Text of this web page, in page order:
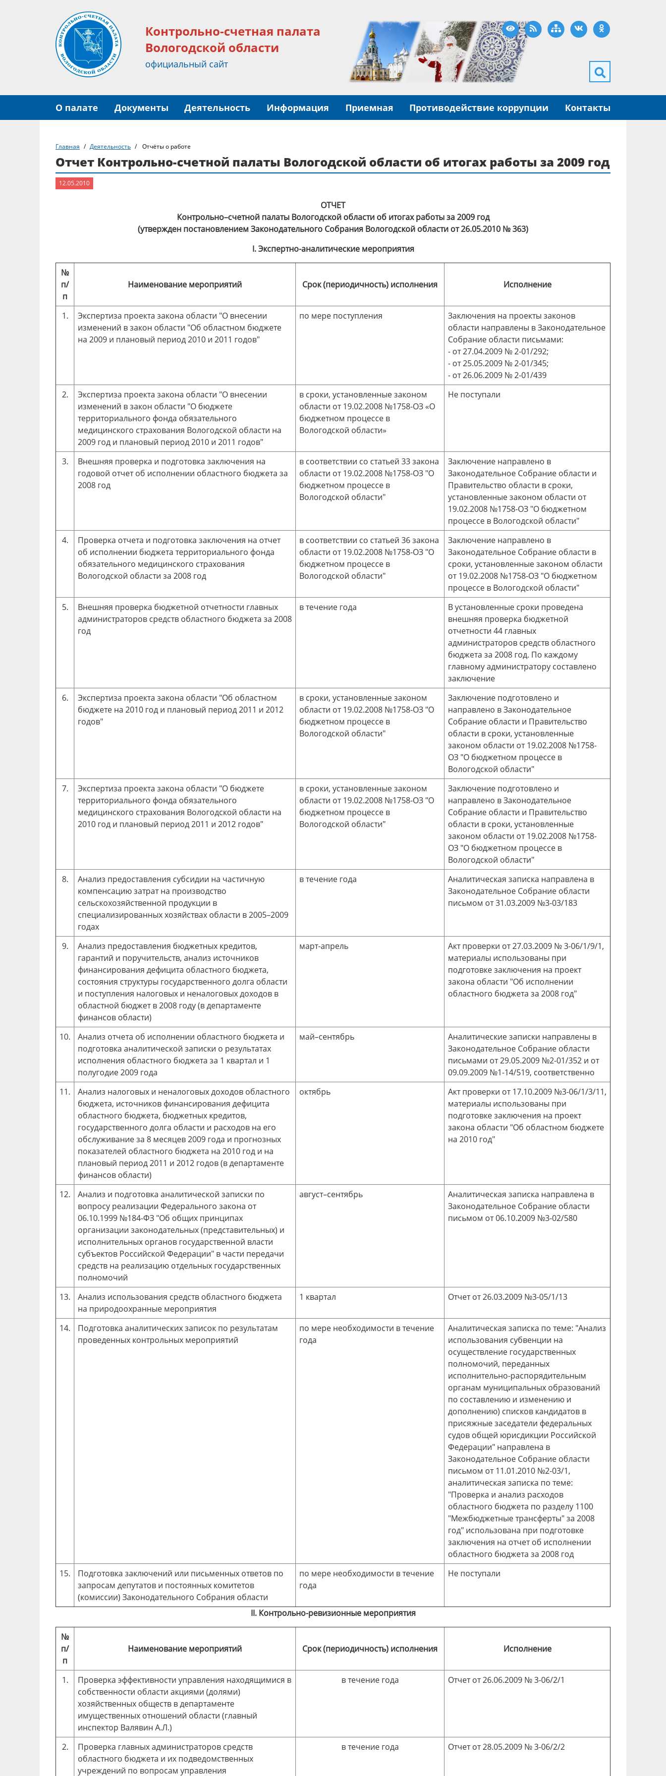
Контрольно-счетная палата
Вологодской области
официальный сайт
Версия для слабовидящих
RSS Карта сайта
ВКонтактеОдноклассники
О палате Документы Деятельность Информация Приемная Противодействие коррупции Контакты
Главная Деятельность Отчёты о работе
Отчет Контрольно-счетной палаты Вологодской области об итогах работы за 2009 год
12.05.2010
ОТЧЕТ
Контрольно–счетной палаты Вологодской области об итогах работы за 2009 год
(утвержден постановлением Законодательного Собрания Вологодской области от 26.05.2010 № 363)
I. Экспертно-аналитические мероприятия
№
п/
п
Наименование мероприятий Срок (периодичность) исполнения Исполнение
1.
Экспертиза проекта закона области "О внесении
изменений в закон области "Об областном бюджете
на 2009 и плановый период 2010 и 2011 годов"
по мере поступления
Заключения на проекты законов
области направлены в Законодательное
Собрание области письмами:
- от 27.04.2009 № 2-01/292;
- от 25.05.2009 № 2-01/345;
- от 26.06.2009 № 2-01/439
2.
Экспертиза проекта закона области "О внесении
изменений в закон области "О бюджете
территориального фонда обязательного
медицинского страхования Вологодской области на
2009 год и плановый период 2010 и 2011 годов"
в сроки, установленные законом
области от 19.02.2008 №1758-ОЗ «О
бюджетном процессе в
Вологодской области»
Не поступали
3.
Внешняя проверка и подготовка заключения на
годовой отчет об исполнении областного бюджета за
2008 год
в соответствии со статьей 33 закона
области от 19.02.2008 №1758-ОЗ "О
бюджетном процессе в
Вологодской области"
Заключение направлено в
Законодательное Собрание области и
Правительство области в сроки,
установленные законом области от
19.02.2008 №1758-ОЗ "О бюджетном
процессе в Вологодской области"
4.
Проверка отчета и подготовка заключения на отчет
об исполнении бюджета территориального фонда
обязательного медицинского страхования
Вологодской области за 2008 год
в соответствии со статьей 36 закона
области от 19.02.2008 №1758-ОЗ "О
бюджетном процессе в
Вологодской области"
Заключение направлено в
Законодательное Собрание области в
сроки, установленные законом области
от 19.02.2008 №1758-ОЗ "О бюджетном
процессе в Вологодской области"
5.
Внешняя проверка бюджетной отчетности главных
администраторов средств областного бюджета за 2008
год
в течение года
В установленные сроки проведена
внешняя проверка бюджетной
отчетности 44 главных
администраторов средств областного
бюджета за 2008 год. По каждому
главному администратору составлено
заключение
6.
Экспертиза проекта закона области "Об областном
бюджете на 2010 год и плановый период 2011 и 2012
годов"
в сроки, установленные законом
области от 19.02.2008 №1758-ОЗ "О
бюджетном процессе в
Вологодской области"
Заключение подготовлено и
направлено в Законодательное
Собрание области и Правительство
области в сроки, установленные
законом области от 19.02.2008 №1758-
ОЗ "О бюджетном процессе в
Вологодской области"
7.
Экспертиза проекта закона области "О бюджете
территориального фонда обязательного
медицинского страхования Вологодской области на
2010 год и плановый период 2011 и 2012 годов"
в сроки, установленные законом
области от 19.02.2008 №1758-ОЗ "О
бюджетном процессе в
Вологодской области"
Заключение подготовлено и
направлено в Законодательное
Собрание области и Правительство
области в сроки, установленные
законом области от 19.02.2008 №1758-
ОЗ "О бюджетном процессе в
Вологодской области"
8.
Анализ предоставления субсидии на частичную
компенсацию затрат на производство
сельскохозяйственной продукции в
специализированных хозяйствах области в 2005–2009
годах
в течение года
Аналитическая записка направлена в
Законодательное Собрание области
письмом от 31.03.2009 №3-03/183
9.
Анализ предоставления бюджетных кредитов,
гарантий и поручительств, анализ источников
финансирования дефицита областного бюджета,
состояния структуры государственного долга области
и поступления налоговых и неналоговых доходов в
областной бюджет в 2008 году (в департаменте
финансов области)
март-апрель
Акт проверки от 27.03.2009 № 3-06/1/9/1,
материалы использованы при
подготовке заключения на проект
закона области "Об исполнении
областного бюджета за 2008 год"
10.
Анализ отчета об исполнении областного бюджета и
подготовка аналитической записки о результатах
исполнения областного бюджета за 1 квартал и 1
полугодие 2009 года
май–сентябрь
Аналитические записки направлены в
Законодательное Собрание области
письмами от 29.05.2009 №2-01/352 и от
09.09.2009 №1-14/519, соответственно
11.
Анализ налоговых и неналоговых доходов областного
бюджета, источников финансирования дефицита
областного бюджета, бюджетных кредитов,
государственного долга области и расходов на его
обслуживание за 8 месяцев 2009 года и прогнозных
показателей областного бюджета на 2010 год и на
плановый период 2011 и 2012 годов (в департаменте
финансов области)
октябрь
Акт проверки от 17.10.2009 №3-06/1/3/11,
материалы использованы при
подготовке заключения на проект
закона области "Об областном бюджете
на 2010 год"
12.
Анализ и подготовка аналитической записки по
вопросу реализации Федерального закона от
06.10.1999 №184-ФЗ "Об общих принципах
организации законодательных (представительных) и
исполнительных органов государственной власти
субъектов Российской Федерации" в части передачи
средств на реализацию отдельных государственных
полномочий
август–сентябрь
Аналитическая записка направлена в
Законодательное Собрание области
письмом от 06.10.2009 №3-02/580
13.
Анализ использования средств областного бюджета
на природоохранные мероприятия
1 квартал Отчет от 26.03.2009 №3-05/1/13
14.
Подготовка аналитических записок по результатам
проведенных контрольных мероприятий
по мере необходимости в течение
года
Аналитическая записка по теме: "Анализ
использования субвенции на
осуществление государственных
полномочий, переданных
исполнительно-распорядительным
органам муниципальных образований
по составлению и изменению и
дополнению) списков кандидатов в
присяжные заседатели федеральных
судов общей юрисдикции Российской
Федерации" направлена в
Законодательное Собрание области
письмом от 11.01.2010 №2-03/1,
аналитическая записка по теме:
"Проверка и анализ расходов
областного бюджета по разделу 1100
"Межбюджетные трансферты" за 2008
год" использована при подготовке
заключения на отчет об исполнении
областного бюджета за 2008 год
15.
Подготовка заключений или письменных ответов по
запросам депутатов и постоянных комитетов
(комиссии) Законодательного Собрания области
по мере необходимости в течение
года
Не поступали
II. Контрольно-ревизионные мероприятия
№
п/
п
Наименование мероприятий Срок (периодичность) исполнения Исполнение
1.
Проверка эффективности управления находящимися в
собственности области акциями (долями)
хозяйственных обществ в департаменте
имущественных отношений области (главный
инспектор Валявин А.Л.)
в течение года Отчет от 26.06.2009 № 3-06/2/1
2.
Проверка главных администраторов средств
областного бюджета и их подведомственных
учреждений по вопросам управления
в течение года Отчет от 28.05.2009 № 3-06/2/2